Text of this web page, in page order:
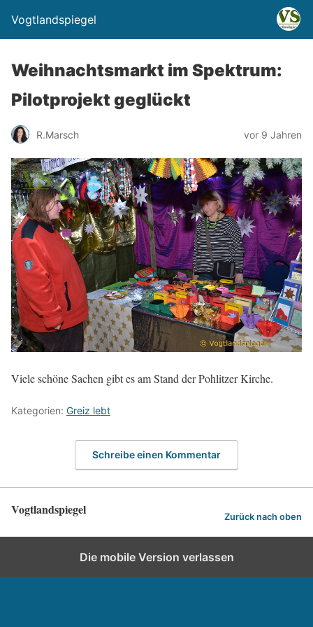
Vogtlandspiegel
Weihnachtsmarkt im Spektrum:
Pilotprojekt geglückt
R.Marsch vor 9 Jahren
Viele schöne Sachen gibt es am Stand der Pohlitzer Kirche.
Kategorien: Greiz lebt
Schreibe einen Kommentar
Vogtlandspiegel Zurück nach oben
Die mobile Version verlassen